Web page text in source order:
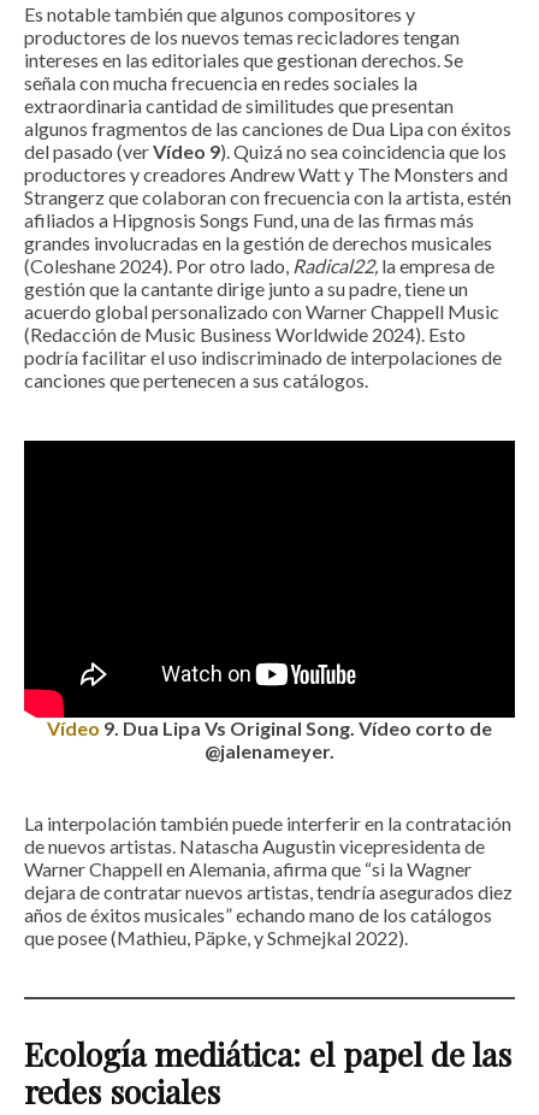
Es notable también que algunos compositores y
productores de los nuevos temas recicladores tengan
intereses en las editoriales que gestionan derechos. Se
señala con mucha frecuencia en redes sociales la
extraordinaria cantidad de similitudes que presentan
algunos fragmentos de las canciones de Dua Lipa con éxitos
del pasado (verVídeo 9). Quizá no sea coincidencia que los
productores y creadores Andrew Watt y The Monsters and
Strangerz que colaboran con frecuencia con la artista, estén
afiliados a Hipgnosis Songs Fund, una de las firmas más
grandes involucradas en la gestión de derechos musicales
(Coleshane 2024). Por otro lado, Radical22, la empresa de
gestión que la cantante dirige junto a su padre, tiene un
acuerdo global personalizado con Warner Chappell Music
(Redacción de Music Business Worldwide 2024). Esto
podría facilitar el uso indiscriminado de interpolaciones de
canciones que pertenecen a sus catálogos.
Vídeo 9. Dua Lipa Vs Original Song. Vídeo corto de
@jalenameyer.
La interpolación también puede interferir en la contratación
de nuevos artistas. Natascha Augustin vicepresidenta de
Warner Chappell en Alemania, afirma que “si la Wagner
dejara de contratar nuevos artistas, tendría asegurados diez
años de éxitos musicales” echando mano de los catálogos
que posee (Mathieu, Päpke, y Schmejkal 2022).
Ecología mediática: el papel de las
redes sociales